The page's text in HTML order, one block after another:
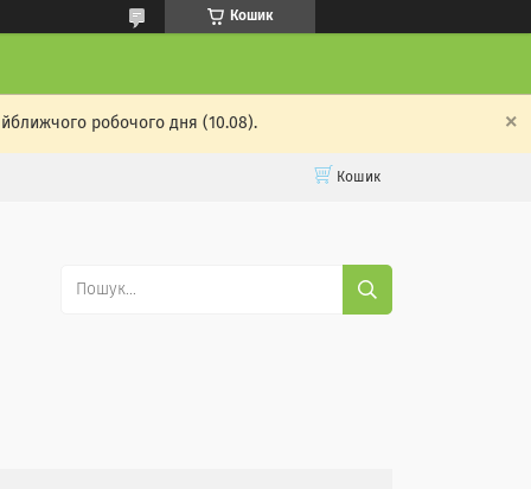
Кошик
робочого дня (10.08).
Кошик